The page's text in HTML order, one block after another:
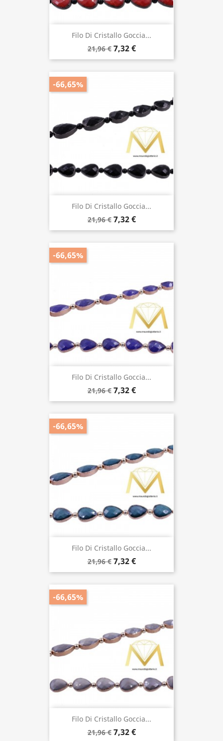
Filo Di Cristallo Goccia...
21,96 € 7,32 €
Filo Di Cristallo Goccia...
21,96 € 7,32 €
-66,65%
Filo Di Cristallo Goccia...
21,96 € 7,32 €
-66,65%
Filo Di Cristallo Goccia...
21,96 € 7,32 €
-66,65%
Filo Di Cristallo Goccia...
21,96 € 7,32 €
-66,65%